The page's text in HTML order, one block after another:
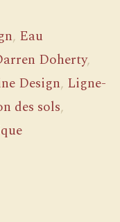
, Eau
Doherty,
Design, Ligne-
des sols,